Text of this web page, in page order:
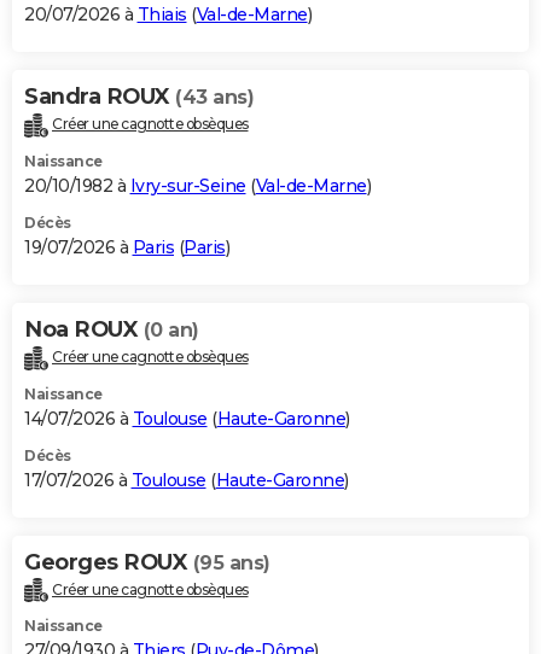
20/07/2026 à Thiais (Val-de-Marne)
Sandra ROUX (43 ans)
Créer une cagnotte obsèques
Naissance
20/10/1982 à Ivry-sur-Seine (Val-de-Marne)
Décès
19/07/2026 à Paris (Paris)
Noa ROUX (0 an)
Créer une cagnotte obsèques
Naissance
14/07/2026 à Toulouse (Haute-Garonne)
Décès
17/07/2026 à Toulouse (Haute-Garonne)
Georges ROUX (95 ans)
Créer une cagnotte obsèques
Naissance